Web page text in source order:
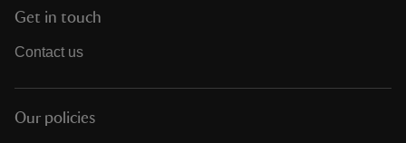
Get in touch
Contact us
Our policies